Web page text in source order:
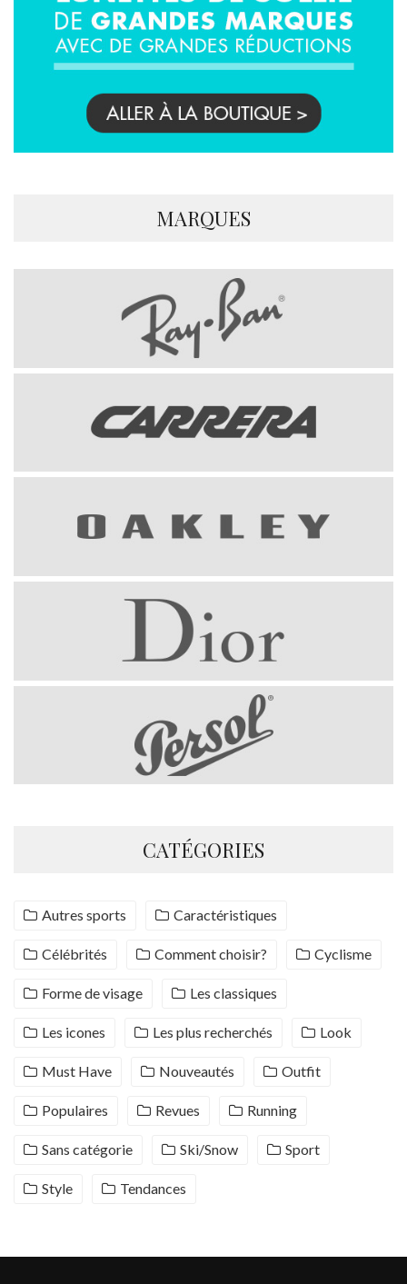
MARQUES
CATÉGORIES
Autres sports Caractéristiques
Célébrités Comment choisir? Cyclisme
Forme de visage Les classiques
Les icones Les plus recherchés Look
Must Have Nouveautés Outfit
Populaires Revues Running
Sans catégorie Ski/Snow Sport
Style Tendances